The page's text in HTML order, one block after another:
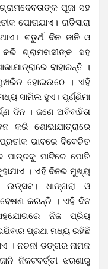
ପୂଜା ସହ
ପୋତାଯାଏ। ରାତିସାରା
ଚତୁର୍ଥ ଦିନ ଜାନି ଓ
ଗ୍ରାମବାସୀଙ୍କ ସହ
ବାହାରନ୍ତି ।
ହୋଇଉଠେ । ଏହି
ସାମିଲ ହୁଏ। ପୂର୍ଣ୍ଣିମା
ଦିନ । ଜଣେ ଅବିବାହିତା
କରି ଶୋଭାଯାତ୍ରାରେ
ଭାବରେ ବିବେଚିତ
ପାତ୍ରକୁ ମାଟିରେ ପୋତି
। ଏହି ଦିନର ମୁଖ୍ୟ
ଧାଙ୍ଗରା ଓ
କରନ୍ତି । ଏହି ଦିନ
ନିଜ ପ୍ରିୟ
ପ୍ରଥା ମଧ୍ୟ ରହିଛି
। ନଚନୀ ଡଙ୍ଗର ନାମକ
ନିକଟବର୍ତ୍ତୀ ଝରଣାରୁ